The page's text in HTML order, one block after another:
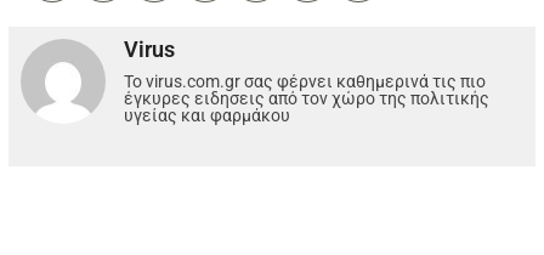
Virus
Το virus.com.gr σας φέρνει καθημερινά τις πιο
έγκυρες ειδησεις από τον χώρο της πολιτικής
υγείας και φαρμάκου